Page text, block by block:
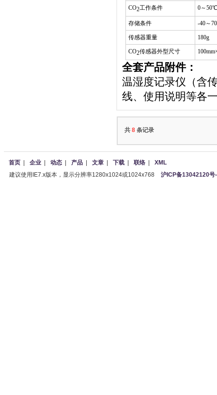
CO2工作条件 0～
存储条件 -40～
传感器重量 180g
CO2传感器外型尺寸
全套产品附件：
温湿度记录仪（含
线、使用说明等各
共 8 条记录
首页 | 企业 | 动态 | 产品 | 文章 | 下载 | 联络 |
XML
建议使用IE7.x版本，显示分辨率1280x1024或1024x768
沪ICP备13042120号